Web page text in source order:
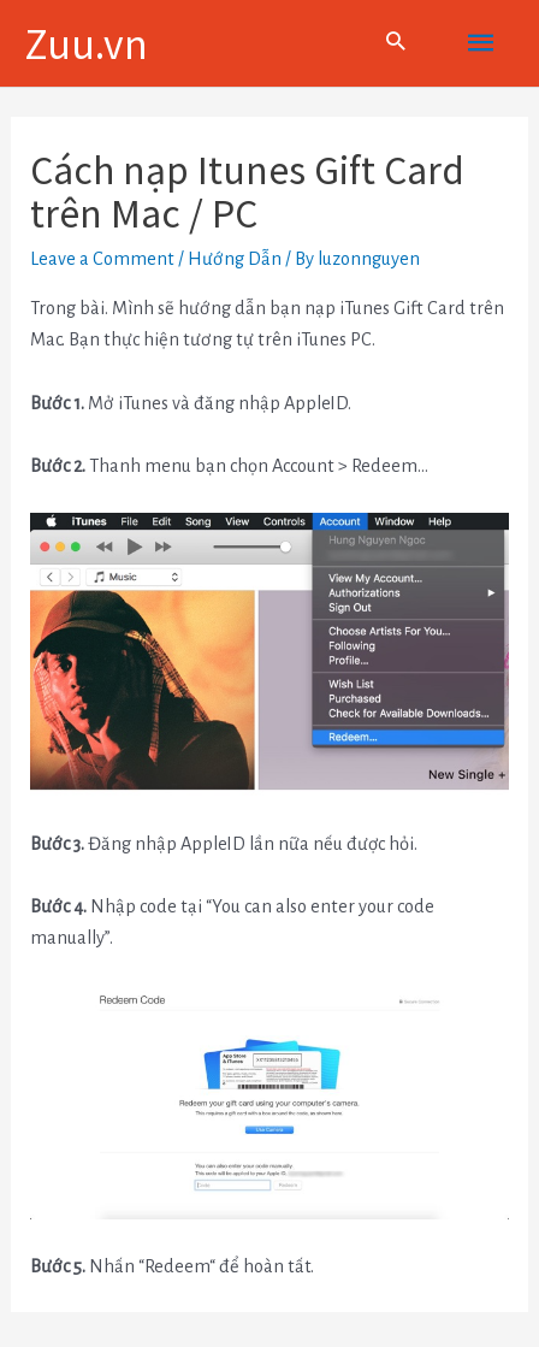
Zuu.vn
Main
Menu
Cách nạp Itunes Gift Card
trên Mac / PC
Leave a Comment / Hướng Dẫn / By luzonnguyen
Trong bài. Mình sẽ hướng dẫn bạn nạp iTunes Gift Card trên
Mac. Bạn thực hiện tương tự trên iTunes PC.
Bước 1. Mở iTunes và đăng nhập AppleID.
Bước 2.Thanh menu bạn chọn Account > Redeem…
Bước 3.Đăng nhập AppleID lần nữa nếu được hỏi.
Bước 4. Nhập code tại “You can also enter your code
manually”.
Bước 5. Nhấn “Redeem“ để hoàn tất.
bài